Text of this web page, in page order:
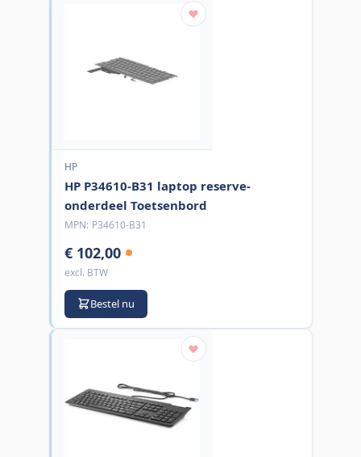
HP
HP P34610-B31 laptop reserve-
onderdeel Toetsenbord
MPN: P34610-B31
€ 102,00
excl. BTW
Bestel nu